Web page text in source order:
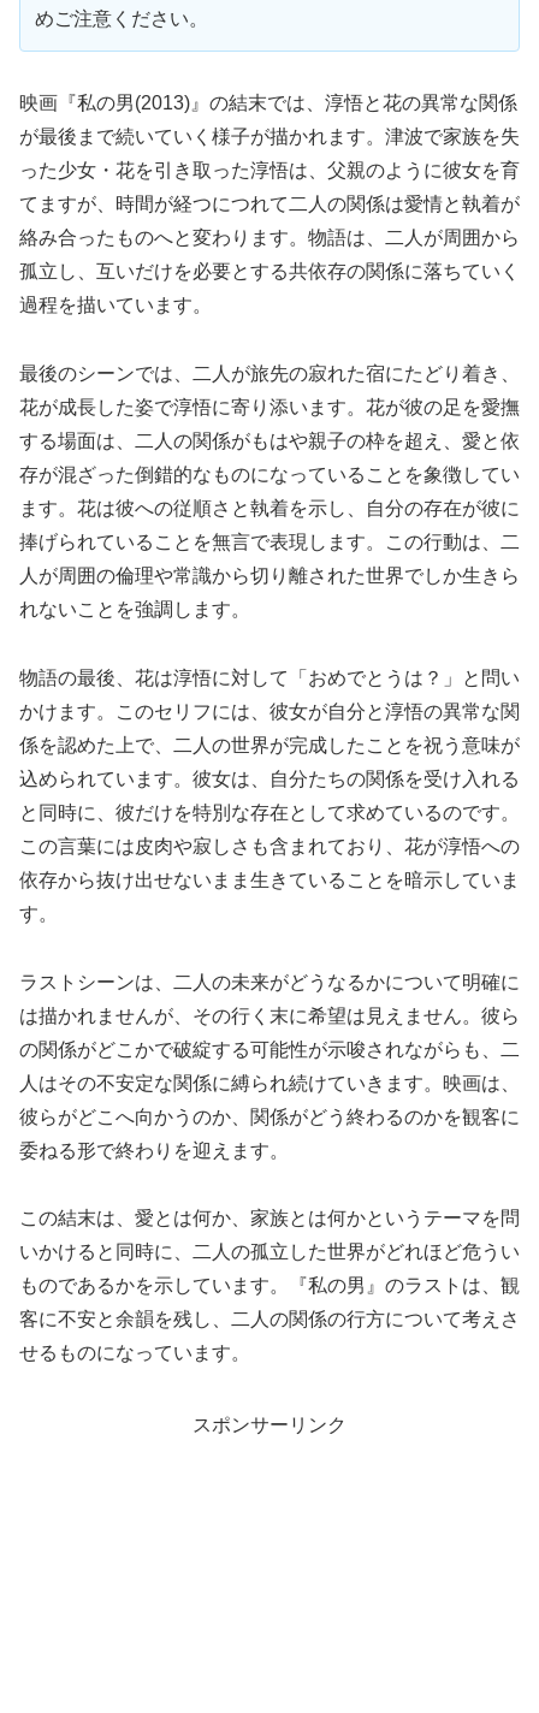
めご注意ください。
映画『私の男(2013)』の結末では、淳悟と花の異常な関係
が最後まで続いていく様子が描かれます。津波で家族を失
った少女・花を引き取った淳悟は、父親のように彼女を育
てますが、時間が経つにつれて二人の関係は愛情と執着が
絡み合ったものへと変わります。物語は、二人が周囲から
孤立し、互いだけを必要とする共依存の関係に落ちていく
過程を描いています。
最後のシーンでは、二人が旅先の寂れた宿にたどり着き、
花が成長した姿で淳悟に寄り添います。花が彼の足を愛撫
する場面は、二人の関係がもはや親子の枠を超え、愛と依
存が混ざった倒錯的なものになっていることを象徴してい
ます。花は彼への従順さと執着を示し、自分の存在が彼に
捧げられていることを無言で表現します。この行動は、二
人が周囲の倫理や常識から切り離された世界でしか生きら
れないことを強調します。
物語の最後、花は淳悟に対して「おめでとうは？」と問い
かけます。このセリフには、彼女が自分と淳悟の異常な関
係を認めた上で、二人の世界が完成したことを祝う意味が
込められています。彼女は、自分たちの関係を受け入れる
と同時に、彼だけを特別な存在として求めているのです。
この言葉には皮肉や寂しさも含まれており、花が淳悟への
依存から抜け出せないまま生きていることを暗示していま
す。
ラストシーンは、二人の未来がどうなるかについて明確に
は描かれませんが、その行く末に希望は見えません。彼ら
の関係がどこかで破綻する可能性が示唆されながらも、二
人はその不安定な関係に縛られ続けていきます。映画は、
彼らがどこへ向かうのか、関係がどう終わるのかを観客に
委ねる形で終わりを迎えます。
この結末は、愛とは何か、家族とは何かというテーマを問
いかけると同時に、二人の孤立した世界がどれほど危うい
ものであるかを示しています。『私の男』のラストは、観
客に不安と余韻を残し、二人の関係の行方について考えさ
せるものになっています。
スポンサーリンク